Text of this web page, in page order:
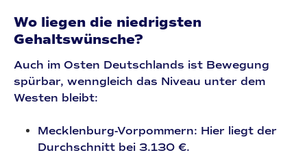
Wo liegen die niedrigsten
Gehaltswünsche?
Auch im Osten Deutschlands ist Bewegung
spürbar, wenngleich das Niveau unter dem
Westen bleibt:
Mecklenburg-Vorpommern: Hier liegt der
Durchschnitt bei3.130 €.